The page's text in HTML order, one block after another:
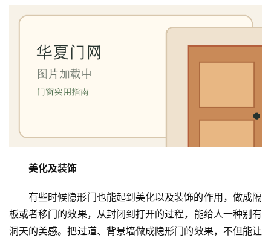
美化及装饰
有些时候隐形门也能起到美化以及装饰的作用，做成隔
板或者移门的效果，从封闭到打开的过程，能给人一种别有
洞天的美感。把过道、背景墙做成隐形门的效果，不但能让